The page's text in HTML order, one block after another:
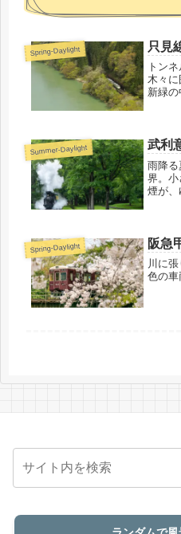
Spring-Daylight 只見
トン
木々
新緑
Summer-Daylight 武利
雨降
界。小
煙が、
Spring-Daylight 阪急
川に
色の車